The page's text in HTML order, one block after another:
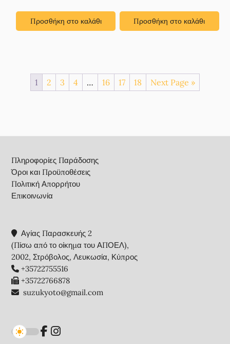
Προσθήκη στο καλάθι Προσθήκη στο καλάθι
1 2 3 4 … 16 17 18 Next Page »
Πληροφορίες Παράδοσης
Όροι και Προϋποθέσεις
Πολιτική Απορρήτου
Επικοινωνία
Αγίας Παρασκευής 2
(Πίσω από το οίκημα του ΑΠΟΕΛ),
2002, Στρόβολος, Λευκωσία, Κύπρος
+35722755516
+35722766878
suzukyoto@gmail.com